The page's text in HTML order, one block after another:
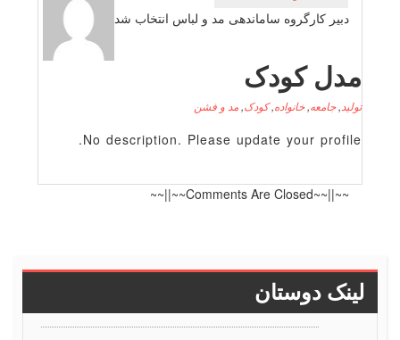
دبیر كارگروه ساماندهی مد و لباس انتخاب شد
کودک
جامعه,خانواده,کودک,مد و فشن
No description. Please update your
دوستان